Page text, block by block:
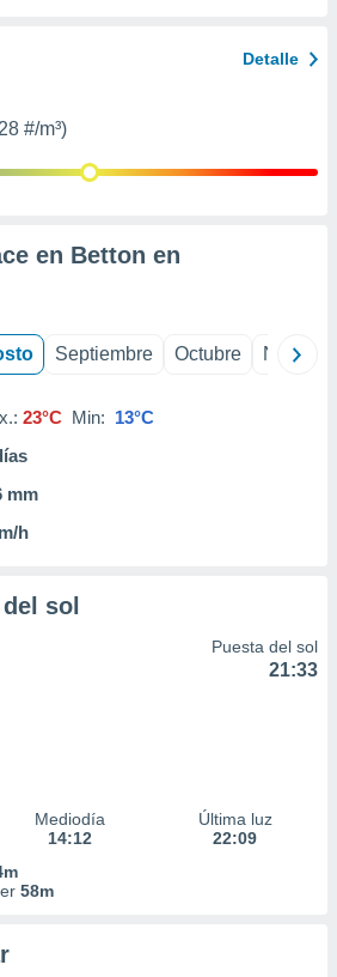
Detalle
#/m³)
en Betton en
Septiembre Octubre
23°C Min: 13°C
mm
h
sol
Puesta del sol
21:33
Mediodía
14:12
Última luz
22:09
58m